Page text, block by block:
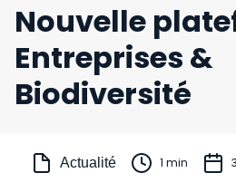
Nouvelle
Entreprises &
Biodiversité
Actualité 1 min